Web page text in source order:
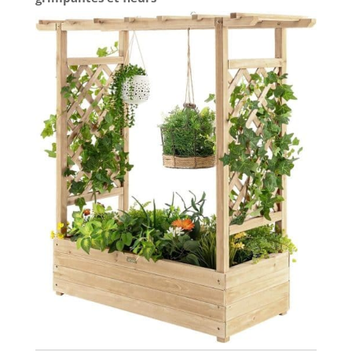
conditions météorologiques incontrôlables à l'air.
Mini jardin de sciences naturelles : le petit
cultivateur de sol intelligent avec fonction de
plantation de sol convient non seulement à la
plupart des plantes, mais convient également aux
débutants pour apprendre à planter, apporte le
processus de germination de la nature et de
germination à l'intérieur, afin que les membres de
votre famille puissent facilement s'intéresser aux
fleurs, fruits, légumes, culture de plantes, et
ressentir le plaisir de planter de près et d'être une
mère de plante ou Père avec votre membre de
votre famille. ! Plein de vie : même pendant les
mois froids d'hiver, un système de jardinage
d'intérieur transforme les ambiances ennuyeuses,
ajoutant de la couleur à n'importe quelle table de
salon, aidant à augmenter la motivation pour
travailler sur l'ordinateur et favorisant un
sommeil de qualité dans la chambre, ce système
est une façon amusante et merveilleuse
d'introduire plus d'herbes, de fruits et de légumes
dans les repas familiaux. Les fruits et légumes
cultivés dans un environnement au sol seront plus
frais et auront un meilleur goût, parfait pour une
utilisation sur une table de cuisine ouverte, le
romarin cultivé au sol, les herbes, le basilic, le
persil, le thym, la sauge, la laitue et les tomates
ajoutent du parfum aux cadeaux de la nature
Excellent cadeau de jardin : le système intelligent
de culture de sol d'intérieur est un cadeau de